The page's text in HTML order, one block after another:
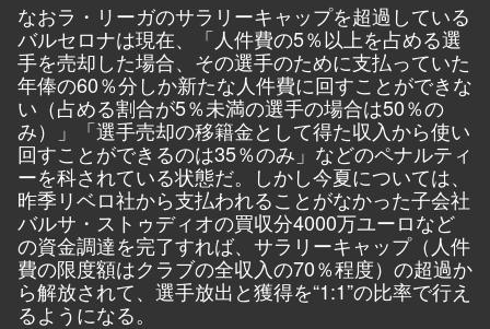
なおラ・リーガのサラリーキャップを超過している
バルセロナは現在、「人件費の5％以上を占める選
手を売却した場合、その選手のために支払っていた
年俸の60％分しか新たな人件費に回すことができな
い（占める割合が5％未満の選手の場合は50％の
み）」「選手売却の移籍金として得た収入から使い
回すことができるのは35％のみ」などのペナルティ
ーを科されている状態だ。しかし今夏については、
昨季リベロ社から支払われることがなかった子会社
バルサ・ストゥディオの買収分4000万ユーロなど
の資金調達を完了すれば、サラリーキャップ（人件
費の限度額はクラブの全収入の70％程度）の超過か
ら解放されて、選手放出と獲得を“1:1”の比率で行え
るようになる。